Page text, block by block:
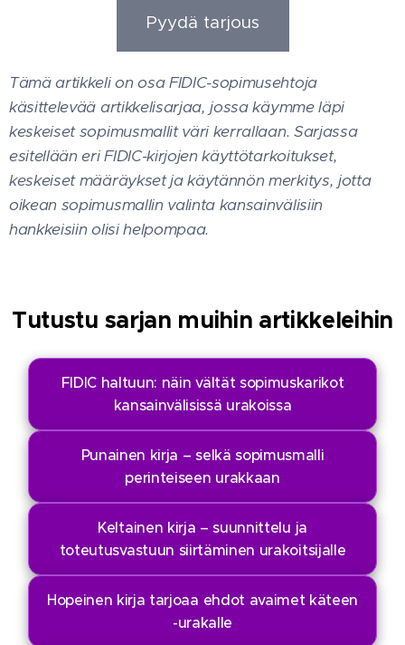
Pyydä tarjous
Tämä artikkeli on osa FIDIC-sopimusehtoja
käsittelevää artikkelisarjaa, jossa käymme läpi
keskeiset sopimusmallit väri kerrallaan. Sarjassa
esitellään eri FIDIC-kirjojen käyttötarkoitukset,
keskeiset määräykset ja käytännön merkitys, jotta
oikean sopimusmallin valinta kansainvälisiin
hankkeisiin olisi helpompaa.
Tutustu sarjan muihin artikkeleihin
FIDIC haltuun: näin vältät sopimuskarikot
kansainvälisissä urakoissa
Punainen kirja – selkä sopimusmalli
perinteiseen urakkaan
Keltainen kirja – suunnittelu ja
toteutusvastuun siirtäminen urakoitsijalle
Hopeinen kirja tarjoaa ehdot avaimet käteen
-urakalle